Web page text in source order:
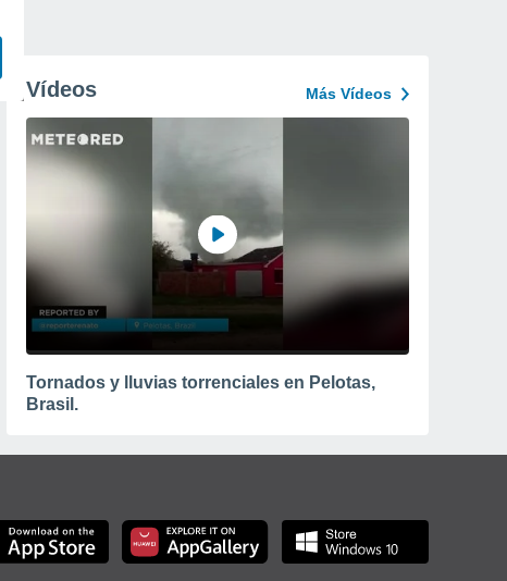
Vídeos Más Vídeos
Tornados y lluvias torrenciales en Pelotas,
Brasil.